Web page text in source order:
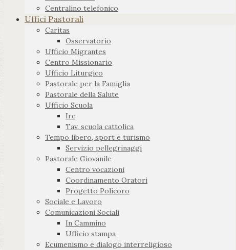
Centralino telefonico
Uffici Pastorali
Caritas
Osservatorio
Ufficio Migrantes
Centro Missionario
Ufficio Liturgico
Pastorale per la Famiglia
Pastorale della Salute
Ufficio Scuola
Irc
Tav. scuola cattolica
Tempo libero, sport e turismo
Servizio pellegrinaggi
Pastorale Giovanile
Centro vocazioni
Coordinamento Oratori
Progetto Policoro
Sociale e Lavoro
Comunicazioni Sociali
In Cammino
Ufficio stampa
Ecumenismo e dialogo interreligioso